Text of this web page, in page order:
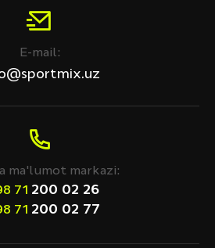
E-mail:
ma'lumot markazi:
71 200 02 26
71 200 02 77